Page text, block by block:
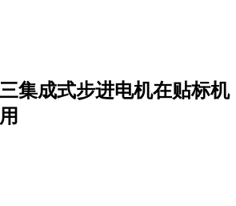
集成式步进电机在贴标机